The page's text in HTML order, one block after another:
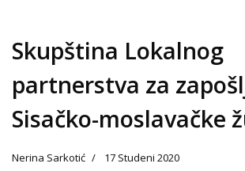
Skupština Lokalnog
partnerstva za
Sisačko-moslavačke
Nerina Sarkotić 17 Studeni 2020